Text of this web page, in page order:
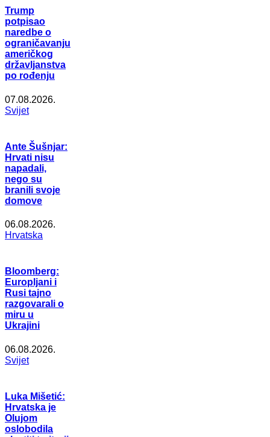
Trump
potpisao
naredbe o
ograničavanju
američkog
državljanstva
po rođenju
07.08.2026.
Svijet
Ante Šušnjar:
Hrvati nisu
napadali,
nego su
branili svoje
domove
06.08.2026.
Hrvatska
Bloomberg:
Europljani i
Rusi tajno
razgovarali o
miru u
Ukrajini
06.08.2026.
Svijet
Luka Mišetić:
Hrvatska je
Olujom
oslobodila